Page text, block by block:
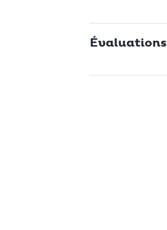
votre propre collection.
Évaluations